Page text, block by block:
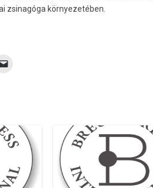
zsinagóga kör­nyezetéb­en.